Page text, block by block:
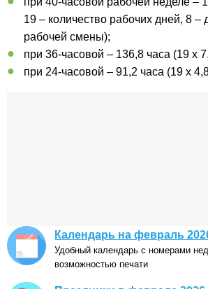
19 – количество рабочих дней, 8 –
рабочей смены);
при 36-часовой – 136,8 часа (19 x
при 24-часовой – 91,2 часа (19 x
Календарь на февраль
Удобный календарь с номерами
возможностью печати